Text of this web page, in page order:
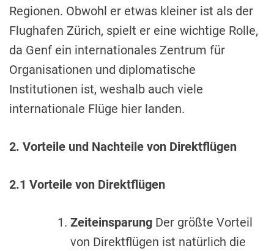
Regionen. Obwohl er etwas kleiner ist als der
Flughafen Zürich, spielt er eine wichtige Rolle,
da Genf ein internationales Zentrum für
Organisationen und diplomatische
Institutionen ist, weshalb auch viele
internationale Flüge hier landen.
2. Vorteile und Nachteile von Direktflügen
2.1 Vorteile von Direktflügen
Zeiteinsparung Der größte Vorteil
von Direktflügen ist natürlich die